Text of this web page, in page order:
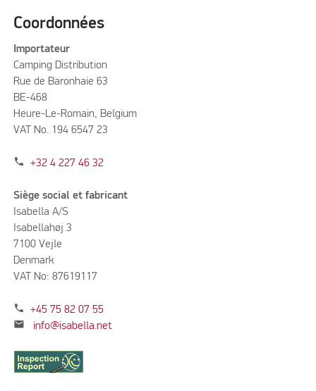
Coordonnées
Importateur
Camping Distribution
Rue de Baronhaie 63
BE-468
Heure-Le-Romain, Belgium
VAT No. 194 6547 23
phone +32 4 227 46 32
Siège social et fabricant
Isabella A/S
Isabellahøj 3
7100 Vejle
Denmark
VAT No: 87619117
phone +45 75 82 07 55
mail info@isabella.net